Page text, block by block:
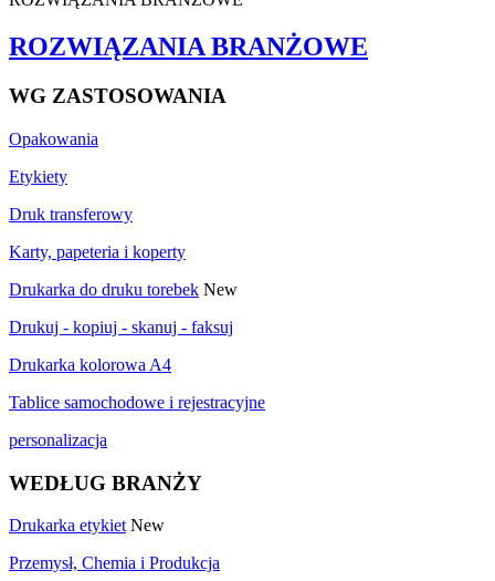
ROZWIĄZANIA BRANŻOWE
WG ZASTOSOWANIA
Opakowania
Etykiety
Druk transferowy
Karty, papeteria i koperty
Drukarka do druku torebek New
Drukuj - kopiuj - skanuj - faksuj
Drukarka kolorowa A4
Tablice samochodowe i rejestracyjne
personalizacja
WEDŁUG BRANŻY
Drukarka etykiet New
Przemysł, Chemia i Produkcja